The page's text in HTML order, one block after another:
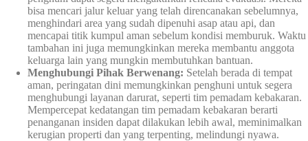
bisa mencari jalur keluar yang telah direncanakan sebelumnya,
menghindari area yang sudah dipenuhi asap atau api, dan
mencapai titik kumpul aman sebelum kondisi memburuk. Waktu
tambahan ini juga memungkinkan mereka membantu anggota
keluarga lain yang mungkin membutuhkan bantuan.
Menghubungi Pihak Berwenang: Setelah berada di tempat
aman, peringatan dini memungkinkan penghuni untuk segera
menghubungi layanan darurat, seperti tim pemadam kebakaran.
Mempercepat kedatangan tim pemadam kebakaran berarti
penanganan insiden dapat dilakukan lebih awal, meminimalkan
kerugian properti dan yang terpenting, melindungi nyawa.